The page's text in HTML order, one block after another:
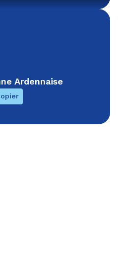
Ardennaise